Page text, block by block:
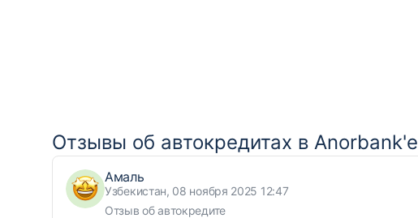
Отзывы об автокредитах в Anorbank'е
Амаль
Узбекистан, 08 ноября 2025 12:47
Отзыв об автокредите